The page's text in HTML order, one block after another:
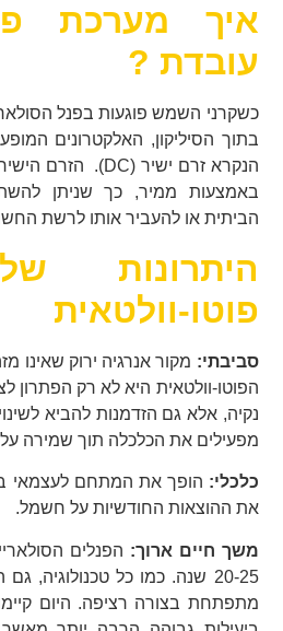
איך מערכת
עובדת ?
כשקרני השמש פוגעות בפנל
בתוך הסיליקון, האלקטרונים
באמצעות ממיר, כך שניתן
הביתית או להעביר אותו לרשת
היתרונות
פוטו-וולטאית
סביבתי: מקור אנרגיה ירוק שאינו
הפוטו-וולטאית היא לא רק הפתרון
נקיה, אלא גם הזדמנות להביא
מפעילים את הכלכלה תוך שמירה
כלכלי: הופך את המתחם לעצמאי
את ההוצאות החודשיות על חשמל.
משך חיים ארוך: הפנלים
20-25 שנה. כמו כל טכנולוגיה,
מתפתחת בצורה רציפה. היום